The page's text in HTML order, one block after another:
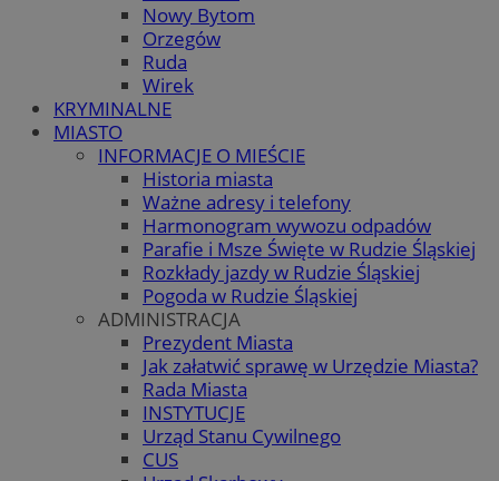
Nowy Bytom
Orzegów
Ruda
Wirek
KRYMINALNE
MIASTO
INFORMACJE O MIEŚCIE
Historia miasta
Ważne adresy i telefony
Harmonogram wywozu odpadów
Parafie i Msze Święte w Rudzie Śląskiej
Rozkłady jazdy w Rudzie Śląskiej
Pogoda w Rudzie Śląskiej
ADMINISTRACJA
Prezydent Miasta
Jak załatwić sprawę w Urzędzie Miasta?
Rada Miasta
INSTYTUCJE
Urząd Stanu Cywilnego
CUS